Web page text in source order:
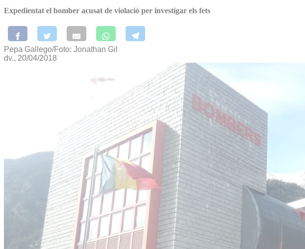
Expedientat el bomber acusat de violació per investigar els fets
Pepa Gallego/Foto: Jonathan Gil
dv., 20/04/2018